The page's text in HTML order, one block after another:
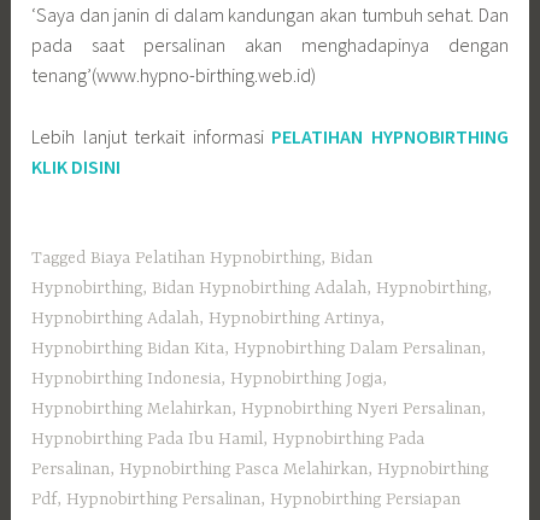
‘Saya dan janin di dalam kandungan akan tumbuh sehat. Dan
pada saat persalinan akan menghadapinya dengan
tenang’(www.hypno-birthing.web.id)
Lebih lanjut terkait informasi PELATIHAN HYPNOBIRTHING
KLIK DISINI
Tagged Biaya Pelatihan Hypnobirthing, Bidan
Hypnobirthing, Bidan Hypnobirthing Adalah, Hypnobirthing,
Hypnobirthing Adalah, Hypnobirthing Artinya,
Hypnobirthing Bidan Kita, Hypnobirthing Dalam Persalinan,
Hypnobirthing Indonesia, Hypnobirthing Jogja,
Hypnobirthing Melahirkan, Hypnobirthing Nyeri Persalinan,
Hypnobirthing Pada Ibu Hamil, Hypnobirthing Pada
Persalinan, Hypnobirthing Pasca Melahirkan, Hypnobirthing
Pdf, Hypnobirthing Persalinan, Hypnobirthing Persiapan